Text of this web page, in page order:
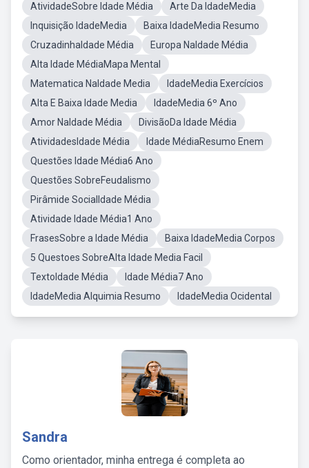
AtividadeSobre Idade Média
Arte Da IdadeMedia
Inquisição IdadeMedia
Baixa IdadeMedia Resumo
CruzadinhaIdade Média
Europa NaIdade Média
Alta Idade MédiaMapa Mental
Matematica NaIdade Media
IdadeMedia Exercícios
Alta E Baixa Idade Media
IdadeMedia 6º Ano
Amor NaIdade Média
DivisãoDa Idade Média
AtividadesIdade Média
Idade MédiaResumo Enem
Questões Idade Média6 Ano
Questões SobreFeudalismo
Pirâmide SocialIdade Média
Atividade Idade Média1 Ano
FrasesSobre a Idade Média
Baixa IdadeMedia Corpos
5 Questoes SobreAlta Idade Media Facil
TextoIdade Média
Idade Média7 Ano
IdadeMedia Alquimia Resumo
IdadeMedia Ocidental
Sandra
Como orientador, minha entrega é completa ao